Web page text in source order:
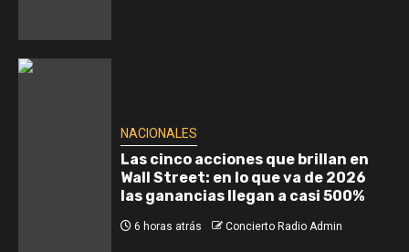
NACIONALES
Las cinco acciones que brillan en
Wall Street: en lo que va de 2026
las ganancias llegan a casi 500%
6 horas atrás Concierto Radio Admin